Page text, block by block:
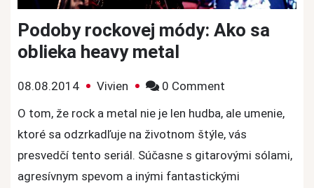
Podoby rockovej módy: Ako sa
oblieka heavy metal
08.08.2014 Vivien 0 Comment
módy:
Ako
sa
O tom, že rock a metal nie je len hudba, ale umenie,
ktoré sa odzrkadľuje na životnom štýle, vás
presvedčí tento seriál. Súčasne s gitarovými sólami,
agresívnym spevom a inými fantastickými